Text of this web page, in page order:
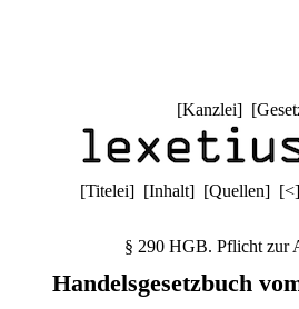
[Kanzlei] [
[Titelei] [Inhalt] [Quellen] [<]
§ 290 HGB. Pflicht zur
Handelsgesetzbuch